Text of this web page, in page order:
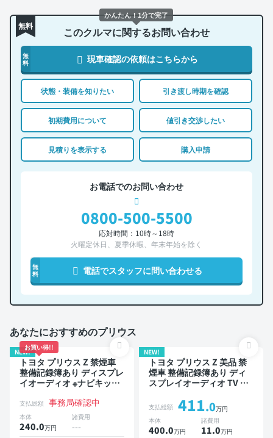
無料 このクルマに関するお問い合わせ
無
料
現車確認の依頼はこちらから
状態・装備を知りたい 引き渡し時期を確認
初期費用について 値引き交渉したい
見積りを表示する 購入申請
お電話でのお問い合わせ
0800-500-5500
応対時間：10時～18時
火曜定休日、夏季休暇、年末年始を除く
無
料
電話でスタッフに問い合わせる
あなたにおすすめのプリウス
NEW!
お買い得!!
トヨタ プリウス Z 禁煙車
整備記録簿あり ディスプレ
イオーディオ ※ナビキット
トモニター デジタルインナ
ーミラー オートクルーズ
スマートキー ETC バック
モニター 全方位カメラ ド
支払総額 事務局確認中
本体
240.0万円
諸費用
---
NEW!
トヨタ プリウス Z 美品 禁
煙車 整備記録簿あり ディ
スプレイオーディオ TV ブ
デジタルインナーミラー オ
ートクルーズ スマートキー
ETC サンルーフ 電動バッ
クドア バックモニター 全
支払総額 411.0万円
本体
400.0万円
諸費用
11.0万円
かんたん！1分で完了